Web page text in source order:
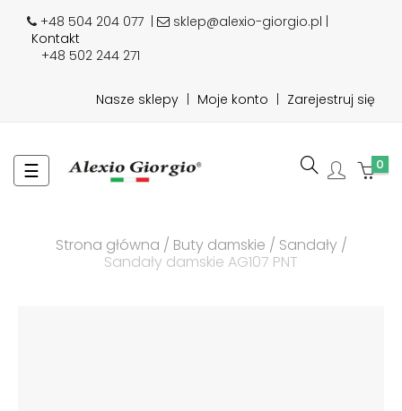
+48 504 204 077
sklep@alexio-giorgio.pl |
Kontakt
+48 502 244 271
Nasze sklepy Moje konto Zarejestruj się
Toggle
navigation
☰ 0
Strona główna Buty damskie
Sandały
Sandały damskie AG107 PNT